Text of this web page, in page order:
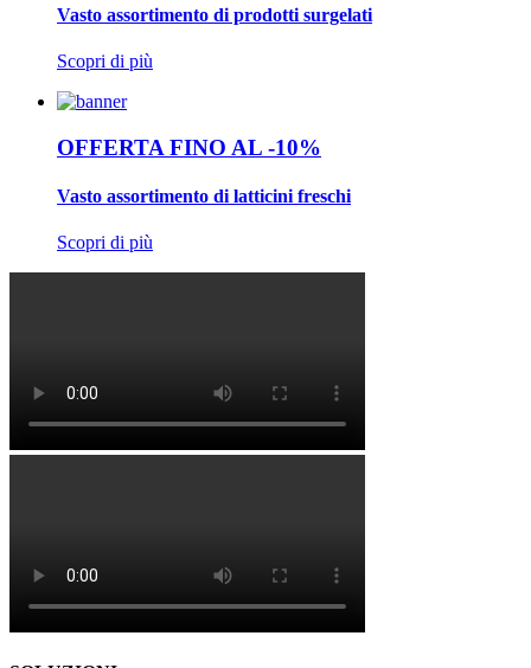
Vasto assortimento di prodotti surgelati
Scopri di più
OFFERTA FINO AL -10%
Vasto assortimento di latticini freschi
Scopri di più